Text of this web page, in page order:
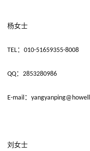
金
奖
0
杨女士
TEL： 010-51659355-8008
QQ： 2853280986
E-mail：
刘女士